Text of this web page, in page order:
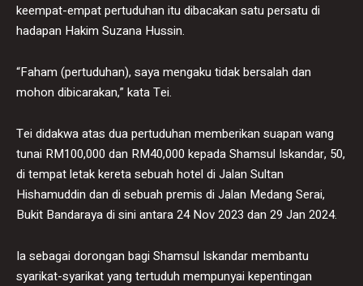
keempat-empat pertuduhan itu dibacakan satu persatu di
hadapan Hakim Suzana Hussin.
“Faham (pertuduhan), saya mengaku tidak bersalah dan
mohon dibicarakan,” kata Tei.
Tei didakwa atas dua pertuduhan memberikan suapan wang
tunai RM100,000 dan RM40,000 kepada Shamsul Iskandar, 50,
di tempat letak kereta sebuah hotel di Jalan Sultan
Hishamuddin dan di sebuah premis di Jalan Medang Serai,
Bukit Bandaraya di sini antara 24 Nov 2023 dan 29 Jan 2024.
Ia sebagai dorongan bagi Shamsul Iskandar membantu
syarikat-syarikat yang tertuduh mempunyai kepentingan